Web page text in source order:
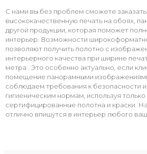
С нами вы без проблем сможете заказать
высококачественную печать на обоях,
другой продукции, которая поможет
интерьер. Возможности
позволяют получить полотно с
интерьерного качества при ширине
метра . Это особенно актуально, если
помещение панорамными
соблюдаем требования к безопасности
гигиеническим нормам, используя только
сертифицированные полотна и краски.
отлично впишутся в интерьер любого